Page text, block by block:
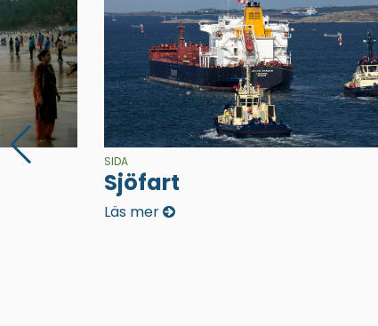
SIDA
Sjöfart
Läs mer